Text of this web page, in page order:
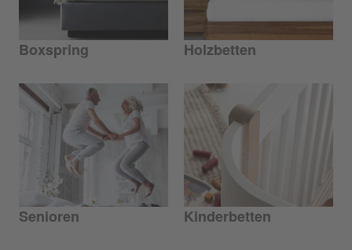
Boxspring Holzbetten
Senioren Kinderbetten